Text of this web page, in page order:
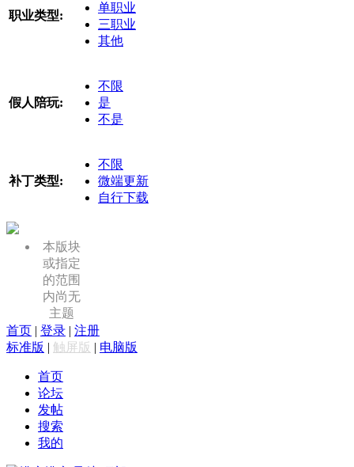
职业类型:
单职业
三职业
其他
假人陪玩:
不限
是
不是
补丁类型:
不限
微端更新
自行下载
本版块
或指定
的范围
内尚无
主题
首页 | 登录 | 注册
标准版 | 触屏版 | 电脑版
首页
论坛
发帖
搜索
我的